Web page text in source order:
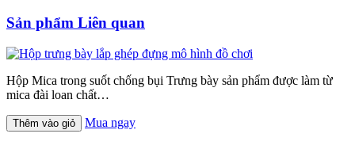
Sản phẩm Liên quan
Hộp Mica trong suốt chống bụi Trưng bày sản phẩm được làm từ
mica đài loan chất…
Thêm vào giỏ Mua ngay